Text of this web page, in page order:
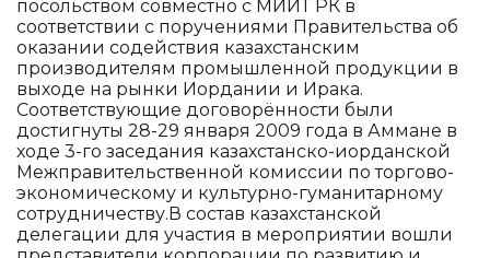
посольством совместно с МИИТ РК в
соответствии с поручениями Правительства об
оказании содействия казахстанским
производителям промышленной продукции в
выходе на рынки Иордании и Ирака.
Соответствующие договорённости были
достигнуты 28-29 января 2009 года в Аммане в
ходе 3-го заседания казахстанско-иорданской
Межправительственной комиссии по торгово-
экономическому и культурно-гуманитарному
сотрудничеству.В состав казахстанской
делегации для участия в мероприятии вошли